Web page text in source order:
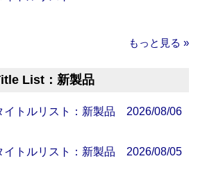
もっと見る »
List：新製品
イトルリスト：新製品 2026/08/06
イトルリスト：新製品 2026/08/05